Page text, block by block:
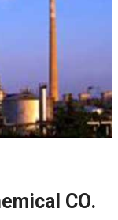
CO.